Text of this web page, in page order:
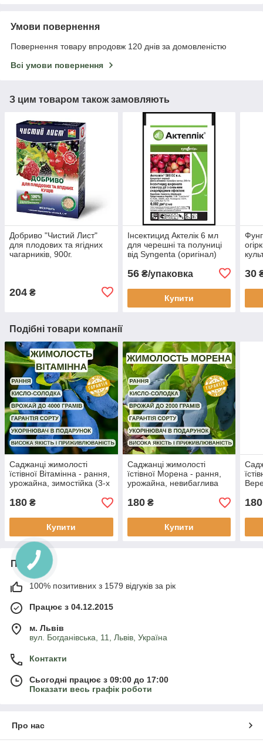
Умови повернення
Повернення товару впродовж 120 днів за домовленістю
Всі умови повернення
З цим товаром також замовляють
Добриво "Чистий Лист"
для плодових та ягідних
чагарників, 900г.
204 ₴
Інсектицид Актелік 6 мл
для черешні та полуниці
від Syngenta (оригінал)
56₴/упаковка
Купити
30
Подібні товари компанії
Саджанці жимолості
їстівної Вітамінна - рання,
урожайна, зимостійка (3-х
180 ₴
Купити
Саджанці жимолості
їстівної Морена - рання,
урожайна, невибаглива
180₴
Купити
180
Про нас
100% позитивних з 1579 відгуків за рік
Працює з 04.12.2015
м. Львів
вул. Богданівська, 11, Львів, Україна
Контакти
Сьогодні працює з 09:00 до 17:00
Показати весь графік роботи
Про нас